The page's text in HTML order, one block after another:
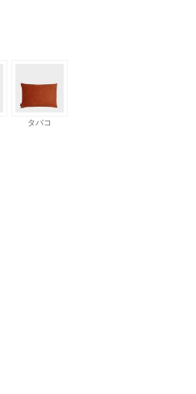
タバコ